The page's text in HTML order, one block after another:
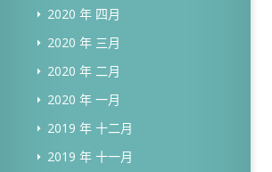
2020 年 四月
2020 年 三月
2020 年 二月
2020 年 一月
2019 年 十二月
2019 年 十一月